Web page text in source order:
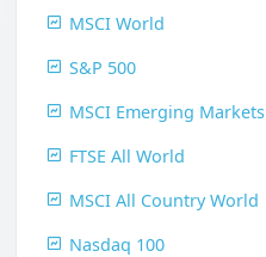
MSCI World
S&P 500
MSCI Emerging Markets
FTSE All World
MSCI All Country World
Nasdaq 100